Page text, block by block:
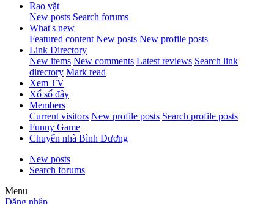
Rao vặt
New posts Search forums
What's new
Featured content New posts New profile posts
Link Directory
New items New comments Latest reviews Search link
directory Mark read
Xem TV
Xổ số đây
Members
Current visitors New profile posts Search profile posts
Funny Game
Chuyển nhà Bình Dương
New posts
Search forums
Menu
Đăng nhập